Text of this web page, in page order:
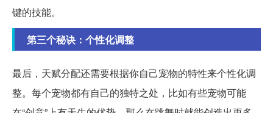
键的技能。
第三个秘诀：个性化调整
最后，天赋分配还需要根据你自己宠物的特性来个性化调
整。每个宠物都有自己的独特之处，比如有些宠物可能